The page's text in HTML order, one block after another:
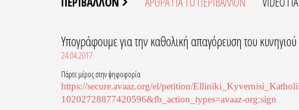
Υπογράφουμε για την καθολική απαγόρευση του κυνηγιού
24.04.2017
Πάρτε μέρος στην ψηφοφορία
https://secure.avaaz.org/el/petition/Elliniki_Kyvernisi_Kath
10202728877420596&fb_action_types=avaaz-org:sign